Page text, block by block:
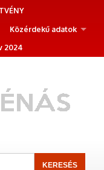
Közérdekű adatok
2024